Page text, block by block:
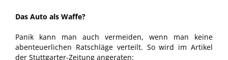
Das Auto als Waffe?
Panik kann man auch vermeiden, wenn man keine
abenteuerlichen Ratschläge verteilt. So wird im Artikel
der Stuttgarter-Zeitung angeraten: